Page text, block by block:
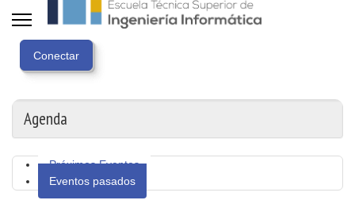
Agenda
Próximos Eventos
Eventos pasados
anterior